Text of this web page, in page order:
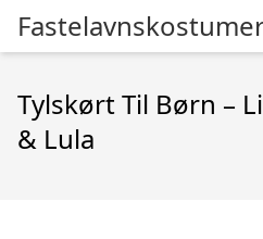
Tylskørt Til Børn –
& Lula